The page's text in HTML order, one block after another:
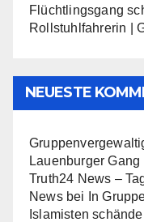
Flüchtlingsgang
Rollstuhlfahrerin |
NEUESTE
Lauenburger
Truth24 News –
Newsbei
In
Islamisten